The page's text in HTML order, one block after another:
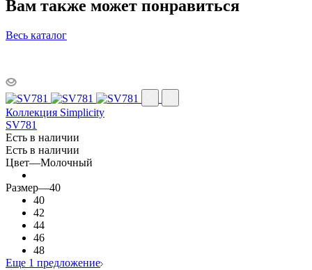
Вам также может понравиться
Весь каталог
Коллекция Simplicity
SV781
Есть в наличии
Есть в наличии
Цвет—Молочный
Размер—40
40
42
44
46
48
Еще 1 предложение